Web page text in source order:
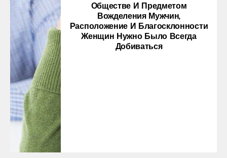
Обществе И Предметом
Вожделения Мужчин,
Расположение И Благосклонности
Женщин Нужно Было Всегда
Добиваться